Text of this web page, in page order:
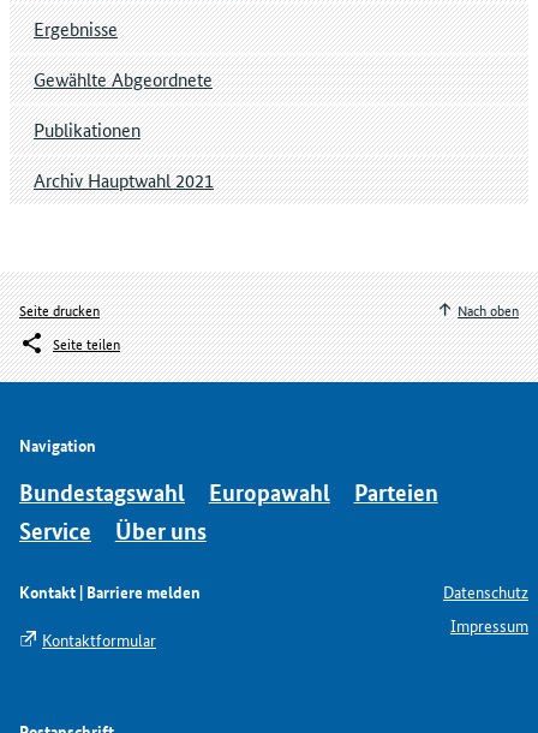
Ergebnisse
Gewählte Abgeordnete
Publikationen
Archiv Hauptwahl 2021
Seite drucken
Seite teilen
Nach oben
Navigation
Bundestagswahl Europawahl
Parteien
Service
Über uns
Kontakt | Barriere melden
Kontaktformular
Datenschutz
Impressum